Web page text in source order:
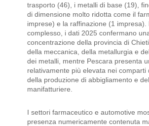
trasporto (46), i metalli di base (19),
di dimensione molto ridotta come il
imprese) e la raffinazione (1 impresa).
complesso, i dati 2025 confermano
concentrazione della provincia di
della meccanica, della metallurgia e
dei metalli, mentre Pescara presenta
relativamente più elevata nei comparti
della produzione di abbigliamento e
manifatturiere.
I settori farmaceutico e automotive
presenza numericamente contenuta